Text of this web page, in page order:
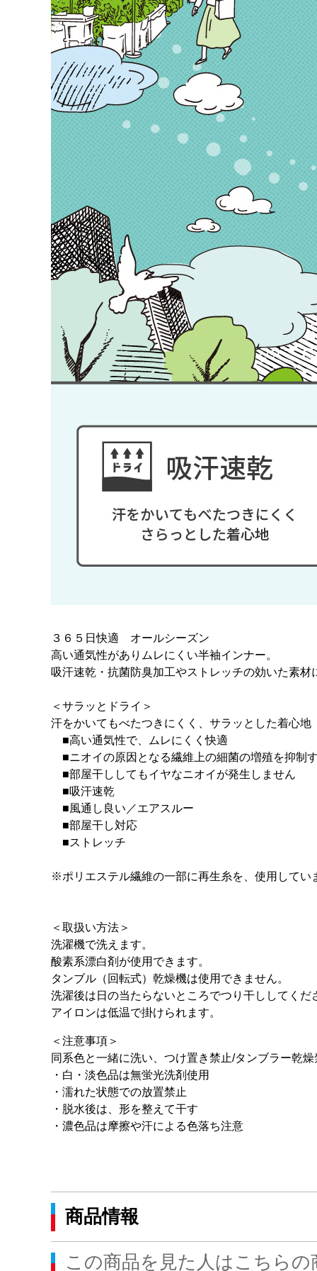
３６５日快適 オールシーズン
高い通気性がありムレにくい半袖インナー。
吸汗速乾・抗菌防臭加工やストレッチの効いた素
＜サラッとドライ＞
汗をかいてもべたつきにくく、サラッとした着心地
■高い通気性で、ムレにくく快適
■ニオイの原因となる繊維上の細菌の増殖を抑制
■部屋干ししてもイヤなニオイが発生しません
■吸汗速乾
■風通し良い／エアスルー
■部屋干し対応
■ストレッチ
※ポリエステル繊維の一部に再生糸を、使用してい
＜取扱い方法＞
洗濯機で洗えます。
酸素系漂白剤が使用できます。
タンブル（回転式）乾燥機は使用できません。
洗濯後は日の当たらないところでつり干ししてくだ
アイロンは低温で掛けられます。
＜注意事項＞
同系色と一緒に洗い、つけ置き禁止/タンブラー乾
・白・淡色品は無蛍光洗剤使用
・濡れた状態での放置禁止
・脱水後は、形を整えて干す
・濃色品は摩擦や汗による色落ち注意
商品情報
この商品を見た人はこちら